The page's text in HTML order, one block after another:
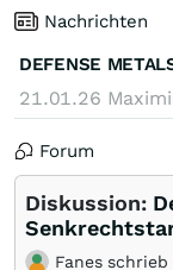
Nachrichten
DEFENSE
21.01.26
Forum
Diskussion:
Fanes schrieb